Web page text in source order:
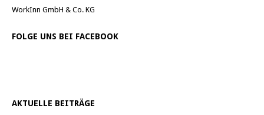
WorkInn GmbH & Co. KG
FOLGE UNS BEI FACEBOOK
AKTUELLE BEITRÄGE